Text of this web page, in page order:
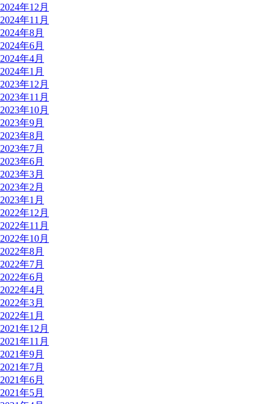
2024年12月
2024年11月
2024年8月
2024年6月
2024年4月
2024年1月
2023年12月
2023年11月
2023年10月
2023年9月
2023年8月
2023年7月
2023年6月
2023年3月
2023年2月
2023年1月
2022年12月
2022年11月
2022年10月
2022年8月
2022年7月
2022年6月
2022年4月
2022年3月
2022年1月
2021年12月
2021年11月
2021年9月
2021年7月
2021年6月
2021年5月